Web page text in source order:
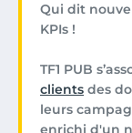
Qui dit
KPIs !
TF1 PUB
clients des
leurs
enrichi d'un